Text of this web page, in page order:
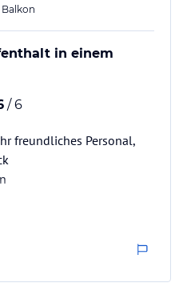
in einem
/ 6
freundliches Personal,